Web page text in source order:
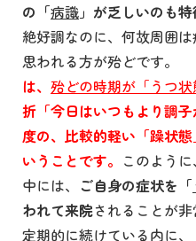
の「病識」が乏しいのも
絶好調なのに、何故周囲
思われる方が殆どです。
は、 殆どの時期が「うつ
折「今日はいつもより調
度の、比較的軽い「躁状態
いうことです。 このよう
中には、 ご自身の症状を「
われて来院されることが非
定期的に続けている内に